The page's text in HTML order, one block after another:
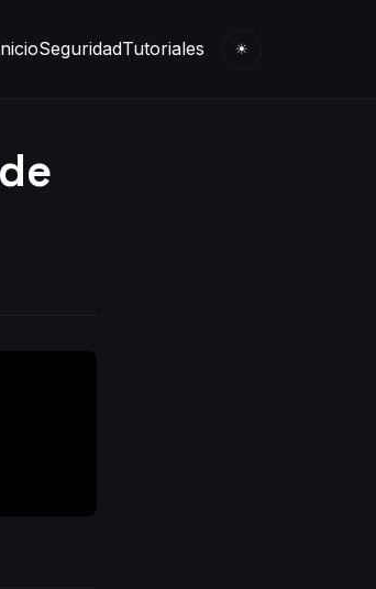
SeguridadTutoriales ☀